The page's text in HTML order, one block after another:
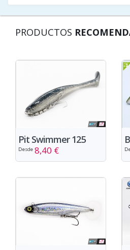
PRODUCTOS
Pit Swimmer 125
Desde 8,40 €